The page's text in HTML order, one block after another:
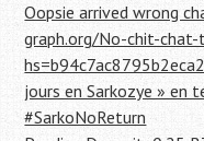
Oopsie arrived wrong
graph.org/No-chit-
jours en Sarkozye » en
#SarkoNoReturn